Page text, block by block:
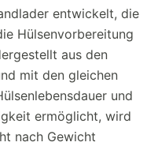
entwickelt, die
Hülsenvorbereitung
aus den
mit den gleichen
und
ermöglicht, wird
nach Gewicht